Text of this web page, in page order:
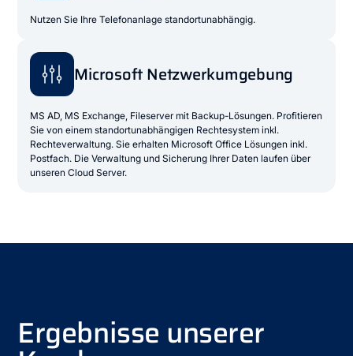
Nutzen Sie Ihre Telefonanlage standortunabhängig.
Microsoft Netzwerkumgebung
MS AD, MS Exchange, Fileserver mit Backup-Lösungen. Profitieren
Sie von einem standortunabhängigen Rechtesystem inkl.
Rechteverwaltung. Sie erhalten Microsoft Office Lösungen inkl.
Postfach. Die Verwaltung und Sicherung Ihrer Daten laufen über
unseren Cloud Server.
Ergebnisse unserer